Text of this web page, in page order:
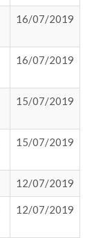
16/07/2019
16/07/2019
15/07/2019
15/07/2019
12/07/2019
12/07/2019